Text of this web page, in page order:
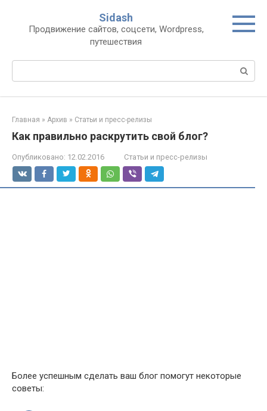
контенту
Sidash
Продвижение сайтов, соцсети, Wordpress,
путешествия
Главная » Архив » Статьи и пресс-релизы
Как правильно раскрутить свой блог?
Опубликовано: 12.02.2016 Статьи и пресс-релизы
Более успешным сделать ваш блог помогут некоторые
советы: